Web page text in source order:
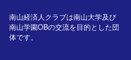
南山経済人クラブは南山大学及び
南山学園OBの交流を目的とした団
体です。